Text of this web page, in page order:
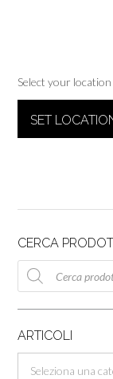
Select your location
CERCA
Ricerca
prodotti
ARTICOLI
Seleziona una